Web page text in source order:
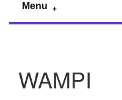
Menu
WAMPI